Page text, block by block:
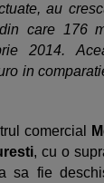
au
care 176
2014.
in
comercial
, cu o
sa fie